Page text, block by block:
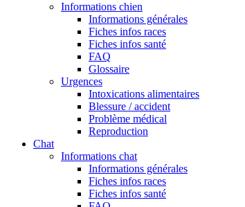
Informations chien
Informations générales
Fiches infos races
Fiches infos santé
FAQ
Glossaire
Urgences
Intoxications alimentaires
Blessure / accident
Problème médical
Reproduction
Chat
Informations chat
Informations générales
Fiches infos races
Fiches infos santé